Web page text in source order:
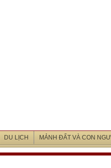
DU LỊCH MẢNH ĐẤT VÀ CON